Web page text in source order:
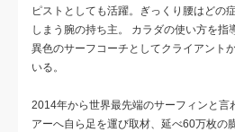
ピストとしても活躍。ぎっくり腰はどの
しまう腕の持ち主。 カラダの使い方を指
異色のサーフコーチとしてクライアント
いる。
2014年から世界最先端のサーフィンと言
アーへ自ら足を運び取材、延べ60万枚の